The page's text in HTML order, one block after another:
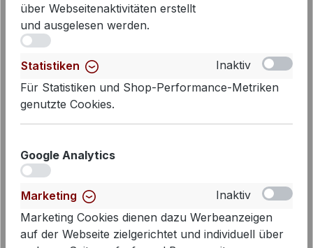
über Webseitenaktivitäten erstellt
und ausgelesen werden.
Statistiken
Inaktiv
Für Statistiken und Shop-Performance-Metriken
genutzte Cookies.
Google Analytics
Marketing
Inaktiv
Marketing Cookies dienen dazu Werbeanzeigen
auf der Webseite zielgerichtet und individuell über